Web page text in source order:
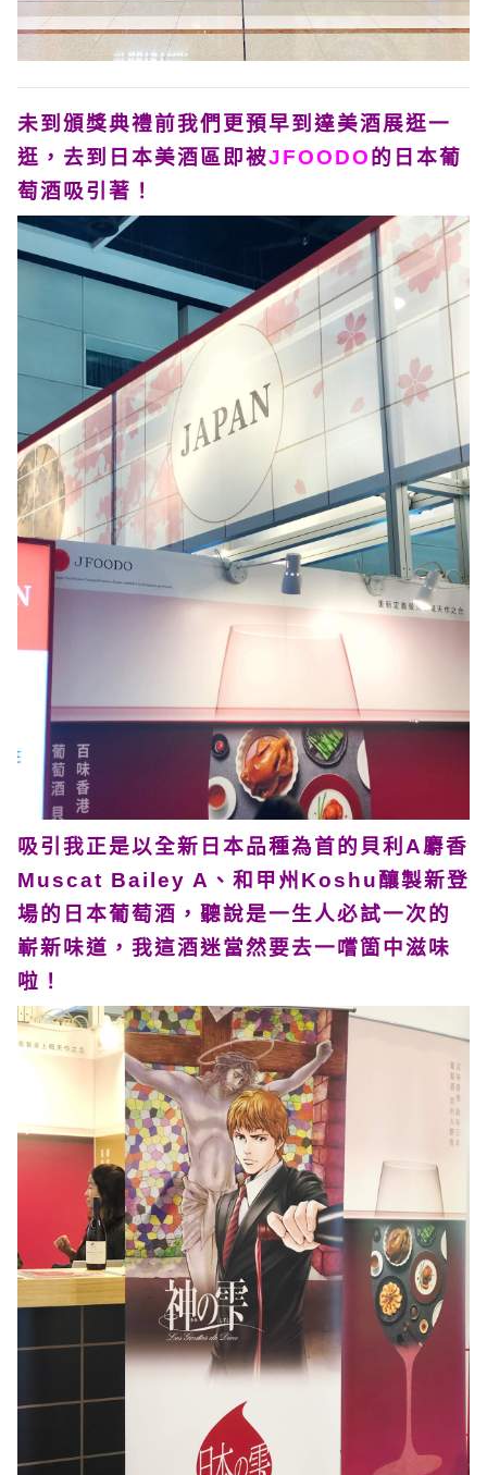
未到頒獎典禮前我們更預早到達美酒展逛一
逛，去到日本美酒區即被JFOODO的日本葡
萄酒吸引著！
吸引我正是以全新日本品種為首的貝利A麝香
Muscat Bailey A、和甲州Koshu釀製新登
場的日本葡萄酒，聽說是一生人必試一次的
嶄新味道，我這酒迷當然要去一嚐箇中滋味
啦！